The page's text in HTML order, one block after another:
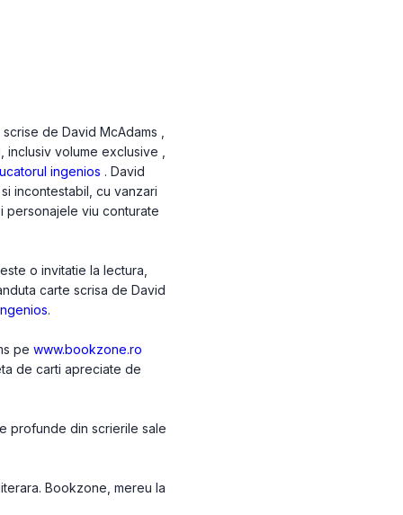
de David McAdams ,
volume exclusive ,
ingenios . David
incontestabil, cu vanzari
personajele viu conturate
o invitatie la lectura,
carte scrisa de David
.
pewww.bookzone.ro
de carti apreciate de
profunde din scrierile sale
Bookzone, mereu la